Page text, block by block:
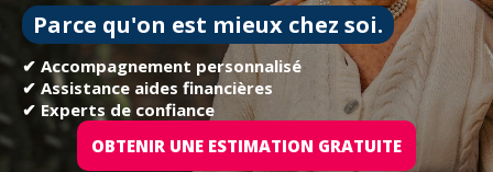
Parce qu'on est mieux chez soi.
✔ Accompagnement personnalisé
✔ Assistance aides financières
✔ Experts de confiance
OBTENIR UNE ESTIMATION GRATUITE